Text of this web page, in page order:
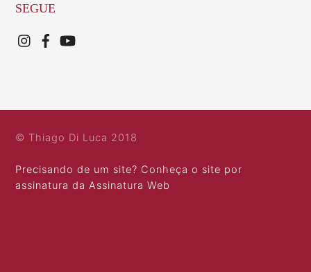
SEGUE
© Thiago Di Luca 2018
Precisando de um site? Conheça o site por
assinatura da Assinatura Web